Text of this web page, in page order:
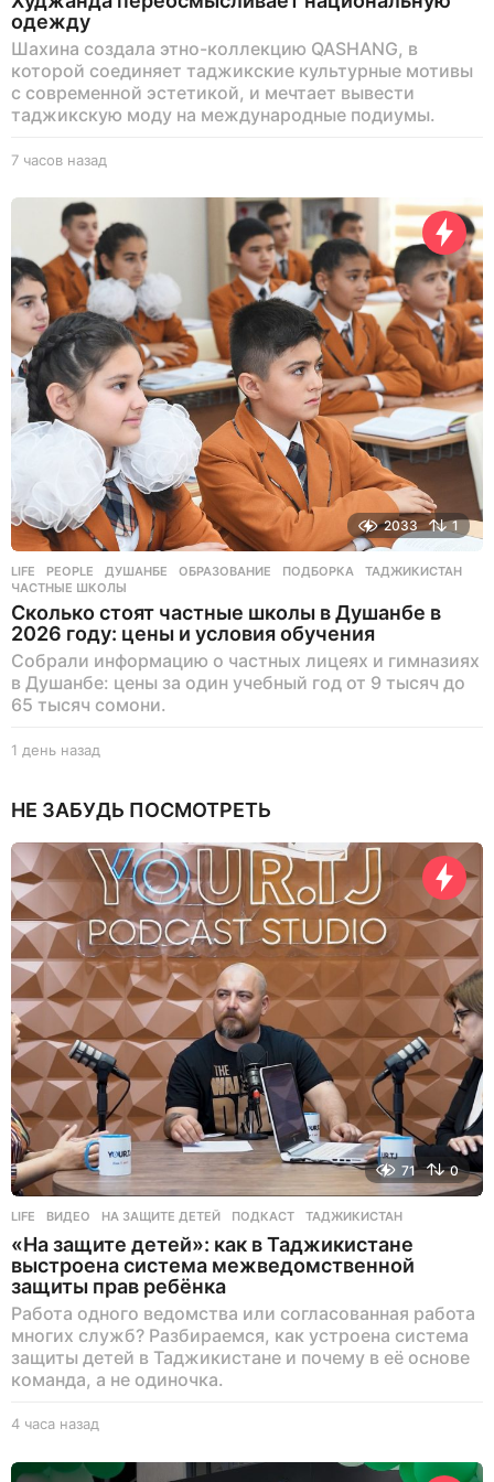
одежду
Шахина создала этно-коллекцию QASHANG, в
которой соединяет таджикские культурные мотивы
с современной эстетикой, и мечтает вывести
таджикскую моду на международные подиумы.
7 часов назад
а
с
в
н
а
з
а
д
2033 1
LIFE ,PEOPLE ДУШАНБЕ ,ОБРАЗОВАНИЕ ,ПОДБОРКА ,ТАДЖИКИСТАН
ЧАСТНЫЕ ШКОЛЫ
Сколько стоят частные школы в Душанбе в
2026 году: цены и условия обучения
Собрали информацию о частных лицеях и гимназиях
в Душанбе: цены за один учебный год от 9 тысяч до
65 тысяч сомони.
1 день назад
н
н
а
з
а
д
НЕ ЗАБУДЬ ПОСМОТРЕТЬ
71 0
LIFE ВИДЕО ,НА ЗАЩИТЕ ДЕТЕЙ ,ПОДКАСТ ,ТАДЖИКИСТАН
«На защите детей»: как в Таджикистане
выстроена система межведомственной
защиты прав ребёнка
Работа одного ведомства или согласованная работа
многих служб? Разбираемся, как устроена система
защиты детей в Таджикистане и почему в её основе
команда, а не одиночка.
4 часа назад
а